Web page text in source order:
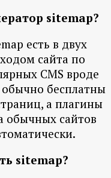
sitemap?
есть в двух
сайта по
CMS вроде
бесплатны
а плагины
обычных сайтов
sitemap?